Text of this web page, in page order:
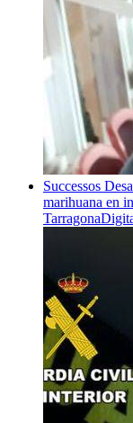
Successos
marihuana en